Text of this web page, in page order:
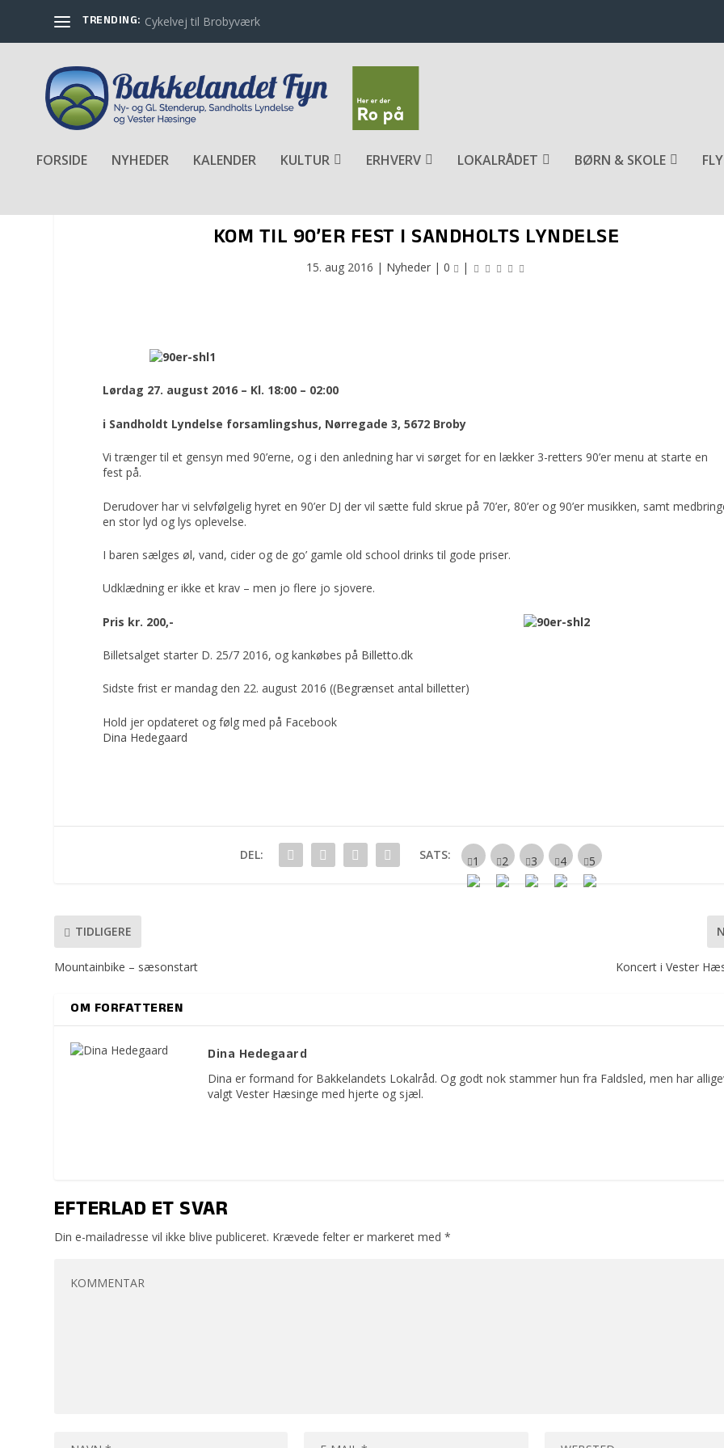
TRENDING: Cykelvej til Brobyværk
FORSIDE NYHEDER KALENDER KULTUR ERHVERV LOKALRÅDET BØRN & SKOLE
KOM TIL 90’ER FEST I SANDHOLTS LYNDELSE
15. aug 2016 | Nyheder |0 |
Lørdag 27. august 2016 – Kl. 18:00 – 02:00
i Sandholdt Lyndelse forsamlingshus, Nørregade 3, 5672 Broby
Vi trænger til et gensyn med 90’erne, og i den anledning har vi sørget for en lækker 3-retters 90’er menu at starte en
fest på.
Derudover har vi selvfølgelig hyret en 90’er DJ der vil sætte fuld skrue på 70’er, 80’er og 90’er musikken, samt
en stor lyd og lys oplevelse.
I baren sælges øl, vand, cider og de go’ gamle old school drinks til gode priser.
Udklædning er ikke et krav – men jo flere jo sjovere.
Pris kr. 200,-
Billetsalget starter D. 25/7 2016, og kankøbes på Billetto.dk
Sidste frist er mandag den 22. august 2016 ((Begrænset antal billetter)
Hold jer opdateret og følg med på Facebook
Dina Hedegaard
DEL: SATS:
TIDLIGERE
Mountainbike – sæsonstart Koncert i Vester
OM FORFATTEREN
Dina Hedegaard
Dina er formand for Bakkelandets Lokalråd. Og godt nok stammer hun fra Faldsled, men har
valgt Vester Hæsinge med hjerte og sjæl.
EFTERLAD ET SVAR
Din e-mailadresse vil ikke blive publiceret. Krævede felter er markeret med*